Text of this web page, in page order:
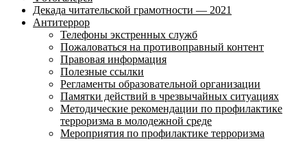
Декада читательской грамотности — 2021
Антитеррор
Телефоны экстренных служб
Пожаловаться на противоправный контент
Правовая информация
Полезные ссылки
Регламенты образовательной организации
Памятки действий в чрезвычайных ситуациях
Методические рекомендации по профилактике
терроризма в молодежной среде
Мероприятия по профилактике терроризма